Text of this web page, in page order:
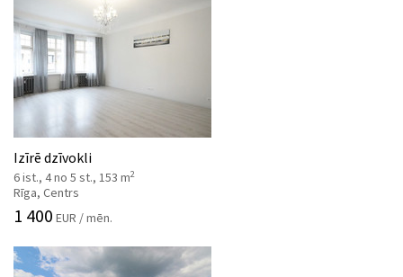
Izīrē dzīvokli
6 ist., 4 no 5 st., 153 m2
Rīga, Centrs
1 400 EUR / mēn.